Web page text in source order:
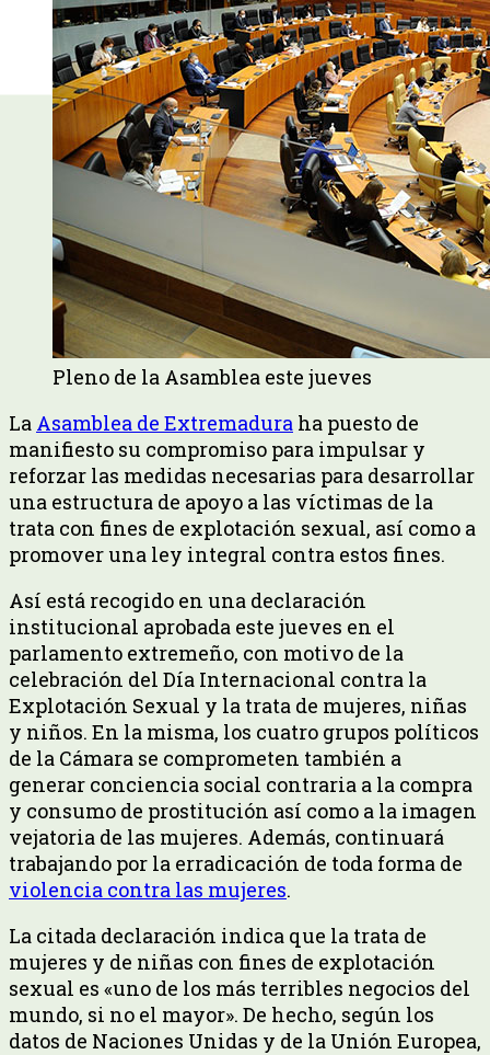
Pleno de la Asamblea este jueves
La Asamblea de Extremadura ha puesto de
manifiesto su compromiso para impulsar y
reforzar las medidas necesarias para desarrollar
una estructura de apoyo a las víctimas de la
trata con fines de explotación sexual, así como a
promover una ley integral contra estos fines.
Así está recogido en una declaración
institucional aprobada este jueves en el
parlamento extremeño, con motivo de la
celebración del Día Internacional contra la
Explotación Sexual y la trata de mujeres, niñas
y niños. En la misma, los cuatro grupos políticos
de la Cámara se comprometen también a
generar conciencia social contraria a la compra
y consumo de prostitución así como a la imagen
vejatoria de las mujeres. Además, continuará
trabajando por la erradicación de toda forma de
violencia contra las mujeres.
La citada declaración indica que la trata de
mujeres y de niñas con fines de explotación
sexual es «uno de los más terribles negocios del
mundo, si no el mayor». De hecho, según los
datos de Naciones Unidas y de la Unión Europea,